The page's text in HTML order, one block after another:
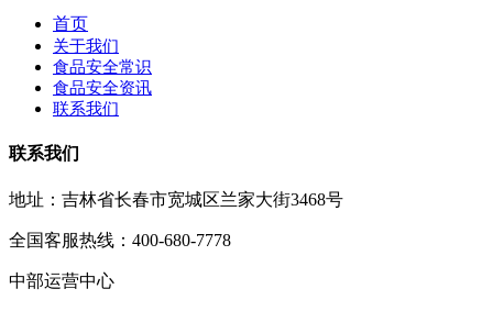
首页
关于我们
食品安全常识
食品安全资讯
联系我们
联系我们
地址：吉林省长春市宽城区兰家大街3468号
全国客服热线：400-680-7778
中部运营中心